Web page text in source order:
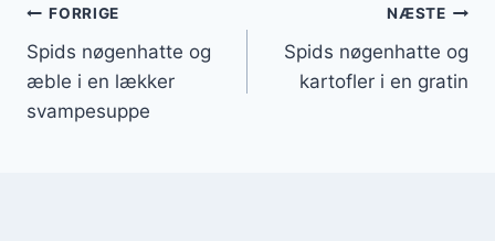
Indlægsnavigation
FORRIGE
Spids nøgenhatte og
æble i en lækker
svampesuppe
NÆSTE
Spids nøgenhatte og
kartofler i en gratin